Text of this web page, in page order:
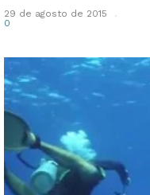
29 de agosto de 2015
0